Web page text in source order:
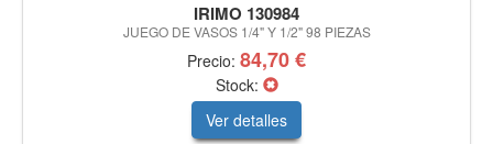
IRIMO 130984
JUEGO DE VASOS 1/4" Y 1/2" 98 PIEZAS
Precio: 84,70 €
Stock:
Ver detalles